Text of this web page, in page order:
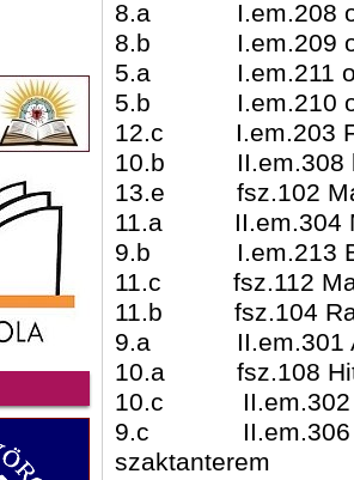
8.a I.em.208
8.b I.em.209
5.a I.em.211
5.b I.em.210
12.c I.em.203
10.b II.em.308
13.e fsz.102
11.a II.em.304
9.b I.em.213
11.c fsz.112
11.b fsz.104
9.a II.em.301
10.a fsz.108
10.c II.em.302
9.c II.em.306
szaktanterem